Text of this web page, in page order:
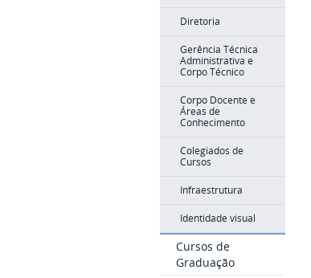
Diretoria
Gerência Técnica
Administrativa e
Corpo Técnico
Corpo Docente e
Áreas de
Conhecimento
Colegiados de
Cursos
Infraestrutura
Identidade visual
Cursos de
Graduação